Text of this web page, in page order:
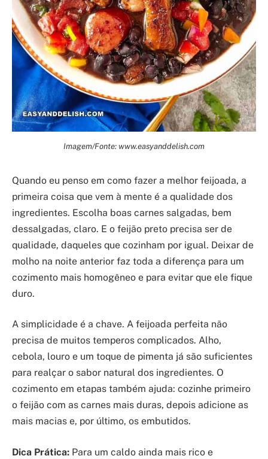
Imagem/Fonte: www.easyanddelish.com
Quando eu penso em como fazer a melhor feijoada, a
primeira coisa que vem à mente é a qualidade dos
ingredientes. Escolha boas carnes salgadas, bem
dessalgadas, claro. E o feijão preto precisa ser de
qualidade, daqueles que cozinham por igual. Deixar de
molho na noite anterior faz toda a diferença para um
cozimento mais homogêneo e para evitar que ele fique
duro.
A simplicidade é a chave. A feijoada perfeita não
precisa de muitos temperos complicados. Alho,
cebola, louro e um toque de pimenta já são suficientes
para realçar o sabor natural dos ingredientes. O
cozimento em etapas também ajuda: cozinhe primeiro
o feijão com as carnes mais duras, depois adicione as
mais macias e, por último, os embutidos.
Dica Prática: Para um caldo ainda mais rico e